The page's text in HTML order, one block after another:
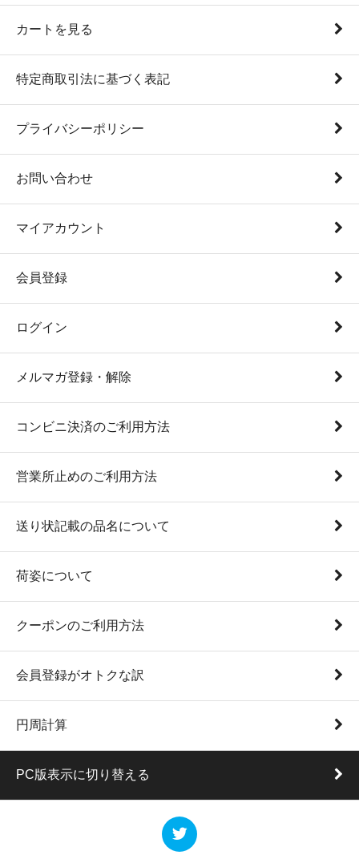
カートを見る
特定商取引法に基づく表記
プライバシーポリシー
お問い合わせ
マイアカウント
会員登録
ログイン
メルマガ登録・解除
コンビニ決済のご利用方法
営業所止めのご利用方法
送り状記載の品名について
荷姿について
クーポンのご利用方法
会員登録がオトクな訳
円周計算
PC版表示に切り替える